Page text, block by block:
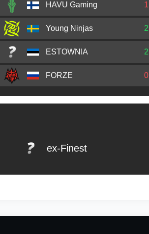
HAVU Gaming 1
Young Ninjas 2
ESTOWNIA 2
FORZE 0
ex-Finest